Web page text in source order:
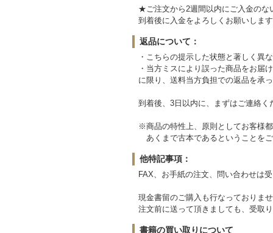
★ご注文から2週間以内にご入金のな
到着後に入金をよろしくお願いしま
返品について：
・こちらの提示した状態と著しく異
・当方ミスにより誤った商品をお届
に限り、送料当方負担での返品を承
到着後、3日以内に、まずはご連絡く
※商品の特性上、原則としてお客様
あくまで古本であるということを
他特記事項：
FAX、お手紙の注文、問い合わせは
現金書留のご購入も行なっておりま
注文前に送って頂きましても、受取
書籍の買い取りについて